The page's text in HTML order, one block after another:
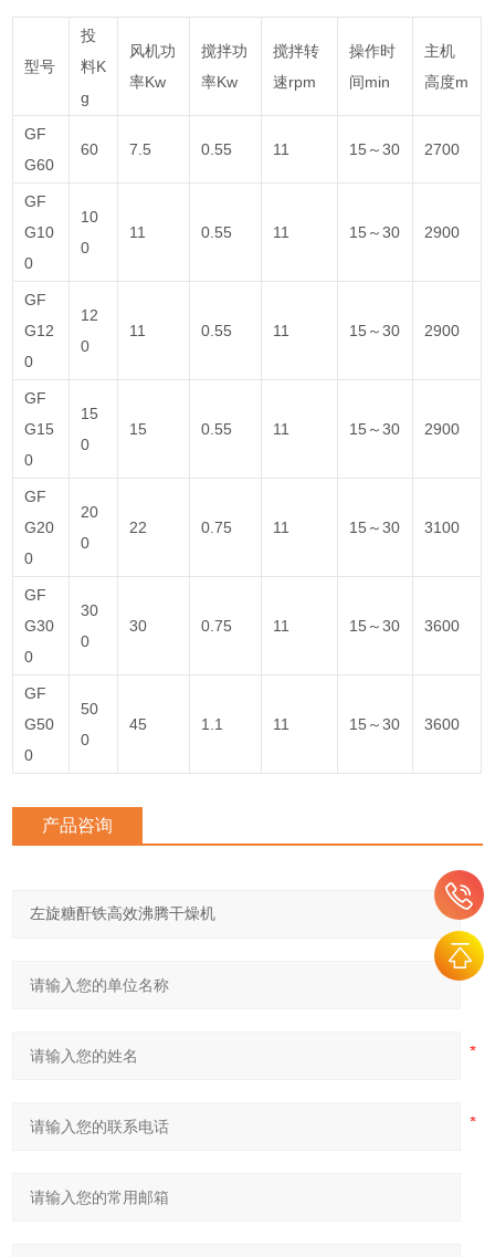
型号
投
料K
g
风机功
率Kw
搅拌功
率Kw
搅拌转
速rpm
操作时
间min
主机
高度m
GF
G60
60 7.5 0.55 11 15～30 2700
GF
G10
0
10
0
11 0.55 11 15～30 2900
GF
G12
0
12
0
11 0.55 11 15～30 2900
GF
G15
0
15
0
15 0.55 11 15～30 2900
GF
G20
0
20
0
22 0.75 11 15～30 3100
GF
G30
0
30
0
30 0.75 11 15～30 3600
GF
G50
0
50
0
45 1.1 11 15～30 3600
产品咨询